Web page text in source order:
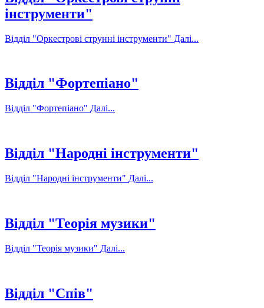
інструменти"
Відділ "Оркестрові струнні інструменти" Далі...
Відділ "Фортепіано"
Відділ "Фортепіано" Далі...
Відділ "Народні інструменти"
Відділ "Народні інструменти" Далі...
Відділ "Теорія музики"
Відділ "Теорія музики" Далі...
Відділ "Спів"